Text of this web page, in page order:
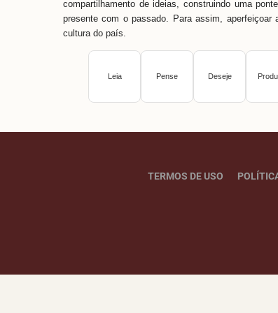
compartilhamento de ideias, construindo uma
presente com o passado. Para assim, aperfeiçoar
cultura do país.
Leia Pense Deseje
TERMOS DE USO